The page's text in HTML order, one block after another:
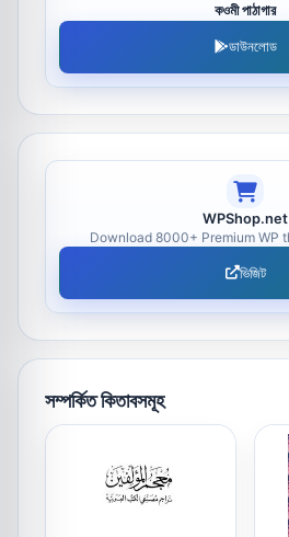
কওমী পাঠাগার
ডাউনলোড
WPShop.net
Download 8000+ Premium WP
ভিজিট
সম্পর্কিত কিতাবসমূহ